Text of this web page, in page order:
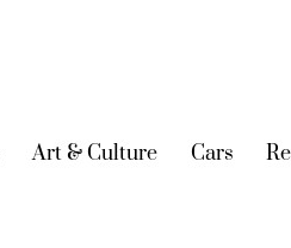
(current)
Art & Culture (current)
Cars